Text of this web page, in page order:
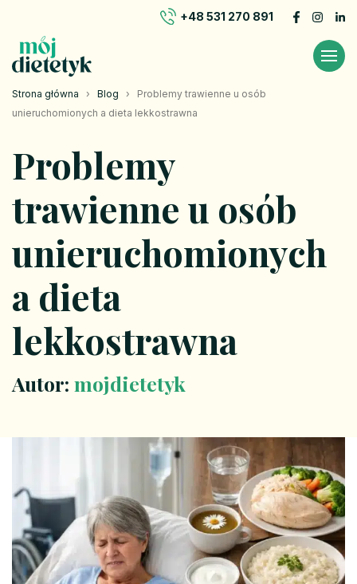
+48 531 270 891
Strona główna › Blog › Problemy trawienne u osób
unieruchomionych a dieta lekkostrawna
Problemy
trawienne u osób
unieruchomionych
a dieta
lekkostrawna
Autor: mojdietetyk